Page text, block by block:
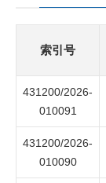
索引号
431200/2026-
010091
431200/2026-
010090